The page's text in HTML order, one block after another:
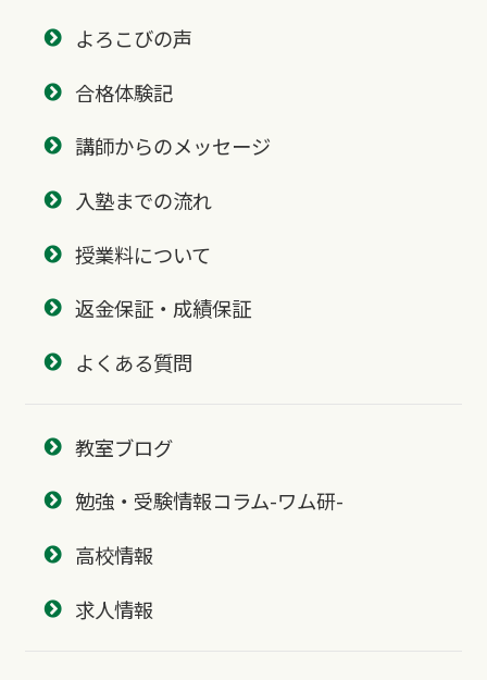
よろこびの声
合格体験記
講師からのメッセージ
入塾までの流れ
授業料について
返金保証・成績保証
よくある質問
教室ブログ
勉強・受験情報コラム-ワム研-
高校情報
求人情報